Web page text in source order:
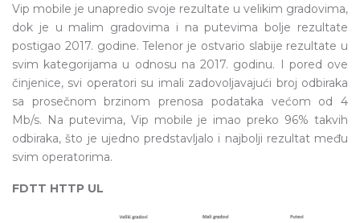
Vip mobile je unapredio svoje rezultate u velikim gradovima,
dok je u malim gradovima i na putevima bolje rezultate
postigao 2017. godine. Telenor je ostvario slabije rezultate u
svim kategorijama u odnosu na 2017. godinu. I pored ove
činjenice, svi operatori su imali zadovoljavajući broj odbiraka
sa prosečnom brzinom prenosa podataka većom od 4
Mb/s. Na putevima, Vip mobile je imao preko 96% takvih
odbiraka, što je ujedno predstavljalo i najbolji rezultat među
svim operatorima.
FDTT HTTP UL